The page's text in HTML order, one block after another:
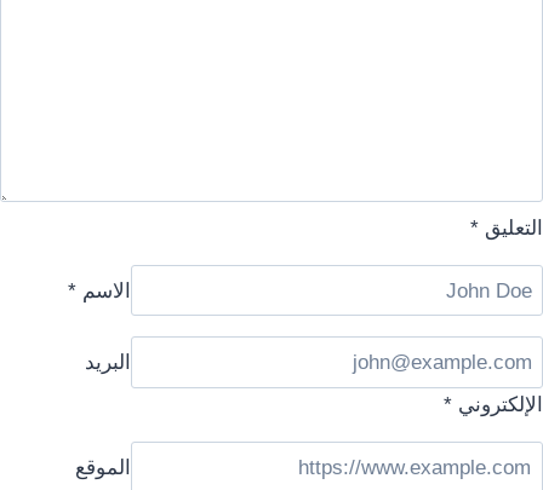
التعليق *
الاسم *
البريد
الإلكتروني *
الموقع